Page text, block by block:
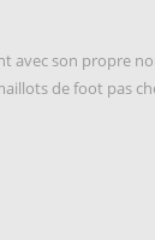
avec son propre
de foot pas